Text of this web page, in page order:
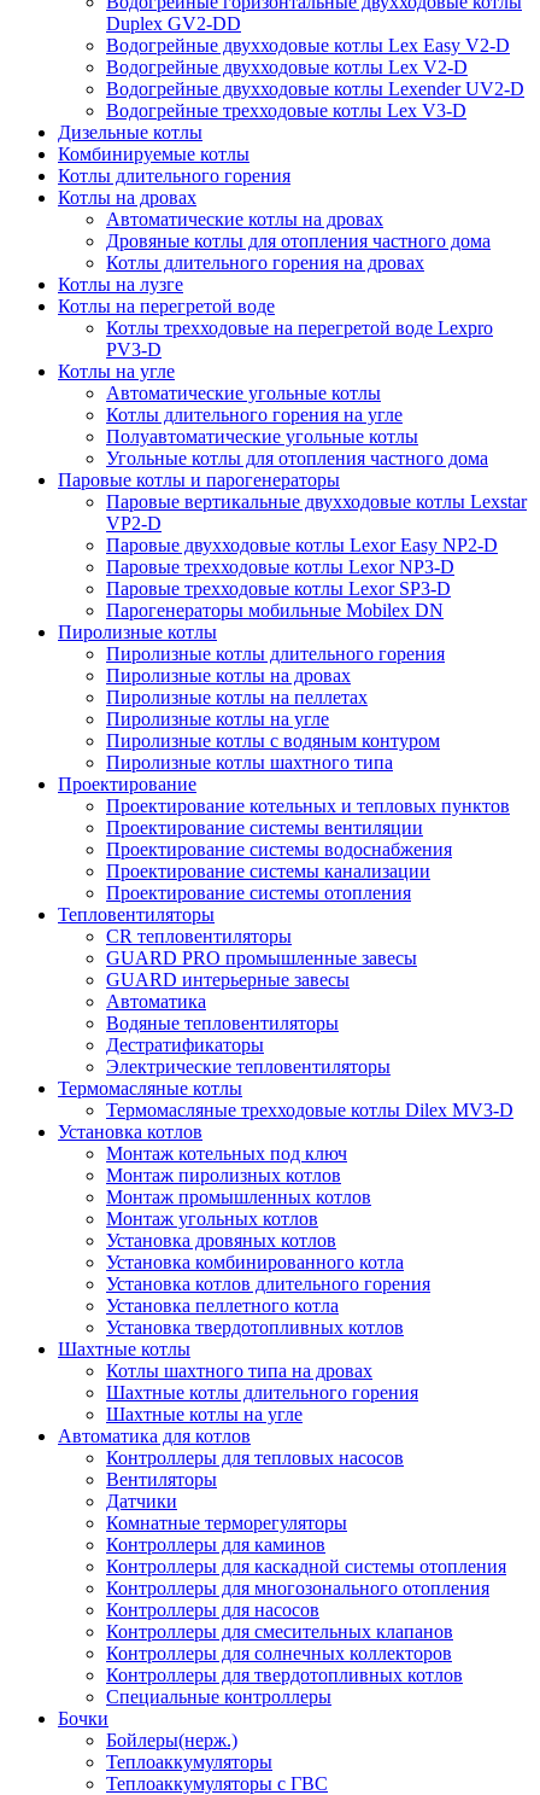
Duplex GV2-DD
Водогрейные двухходовые котлы Lex Easy V2-D
Водогрейные двухходовые котлы Lex V2-D
Водогрейные двухходовые котлы Lexender UV2-D
Водогрейные трехходовые котлы Lex V3-D
Дизельные котлы
Комбинируемые котлы
Котлы длительного горения
Котлы на дровах
Автоматические котлы на дровах
Дровяные котлы для отопления частного дома
Котлы длительного горения на дровах
Котлы на лузге
Котлы на перегретой воде
Котлы трехходовые на перегретой воде Lexpro
PV3-D
Котлы на угле
Автоматические угольные котлы
Котлы длительного горения на угле
Полуавтоматические угольные котлы
Угольные котлы для отопления частного дома
Паровые котлы и парогенераторы
Паровые вертикальные двухходовые котлы Lexstar
VP2-D
Паровые двухходовые котлы Lexor Easy NP2-D
Паровые трехходовые котлы Lexor NP3-D
Паровые трехходовые котлы Lexor SP3-D
Парогенераторы мобильные Mobilex DN
Пиролизные котлы
Пиролизные котлы длительного горения
Пиролизные котлы на дровах
Пиролизные котлы на пеллетах
Пиролизные котлы на угле
Пиролизные котлы с водяным контуром
Пиролизные котлы шахтного типа
Проектирование
Проектирование котельных и тепловых пунктов
Проектирование системы вентиляции
Проектирование системы водоснабжения
Проектирование системы канализации
Проектирование системы отопления
Тепловентиляторы
CR тепловентиляторы
GUARD PRO промышленные завесы
GUARD интерьерные завесы
Автоматика
Водяные тепловентиляторы
Дестратификаторы
Электрические тепловентиляторы
Термомасляные котлы
Термомасляные трехходовые котлы Dilex MV3-D
Установка котлов
Монтаж котельных под ключ
Монтаж пиролизных котлов
Монтаж промышленных котлов
Монтаж угольных котлов
Установка дровяных котлов
Установка комбинированного котла
Установка котлов длительного горения
Установка пеллетного котла
Установка твердотопливных котлов
Шахтные котлы
Котлы шахтного типа на дровах
Шахтные котлы длительного горения
Шахтные котлы на угле
Автоматика для котлов
Контроллеры для тепловых насосов
Вентиляторы
Датчики
Комнатные терморегуляторы
Контроллеры для каминов
Контроллеры для каскадной системы отопления
Контроллеры для многозонального отопления
Контроллеры для насосов
Контроллеры для смесительных клапанов
Контроллеры для солнечных коллекторов
Контроллеры для твердотопливных котлов
Специальные контроллеры
Бочки
Бойлеры(нерж.)
Теплоаккумуляторы
Теплоаккумуляторы с ГВС